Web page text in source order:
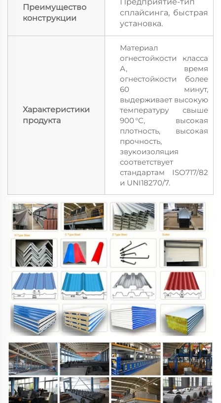
Преимущество
конструкции
Предприятие-тип
сплайсинга, быстрая
установка.
Характеристики
продукта
Материал
огнестойкости класса
А, время
огнестойкости более
60 минут,
выдерживает высокую
температуру свыше
900 °C, высокая
плотность, высокая
прочность,
звукоизоляция
соответствует
стандартам ISO717/82
и UNI18270/7.